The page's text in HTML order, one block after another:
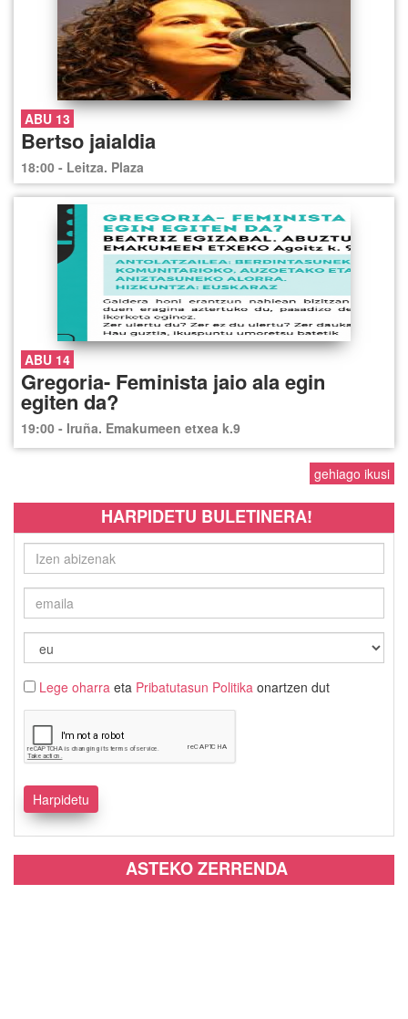
ABU 13
Bertso jaialdia
18:00 - Leitza. Plaza
ABU 14
Gregoria- Feminista jaio ala egin
egiten da?
19:00 - Iruña. Emakumeen etxea k.9
gehiago ikusi
HARPIDETU BULETINERA!
Lege oharra eta Pribatutasun Politika onartzen dut
ASTEKO ZERRENDA